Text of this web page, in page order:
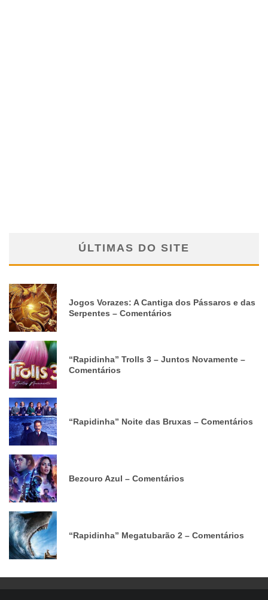
ÚLTIMAS DO SITE
Jogos Vorazes: A Cantiga dos Pássaros e das
Serpentes – Comentários
“Rapidinha” Trolls 3 – Juntos Novamente –
Comentários
“Rapidinha” Noite das Bruxas – Comentários
Bezouro Azul – Comentários
“Rapidinha” Megatubarão 2 – Comentários